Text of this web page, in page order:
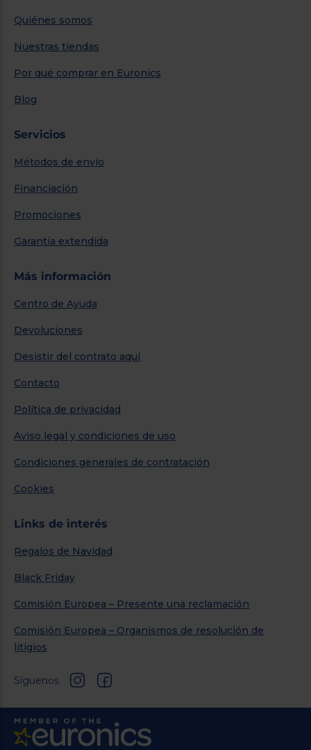
Quiénes somos
Nuestras tiendas
Por qué comprar en Euronics
Blog
Servicios
Métodos de envío
Financiación
Promociones
Garantía extendida
Más información
Centro de Ayuda
Devoluciones
Desistir del contrato aquí
Contacto
Política de privacidad
Aviso legal y condiciones de uso
Condiciones generales de contratación
Cookies
Links de interés
Regalos de Navidad
Black Friday
Comisión Europea – Presente una reclamación
Comisión Europea – Organismos de resolución de
litigios
Síguenos